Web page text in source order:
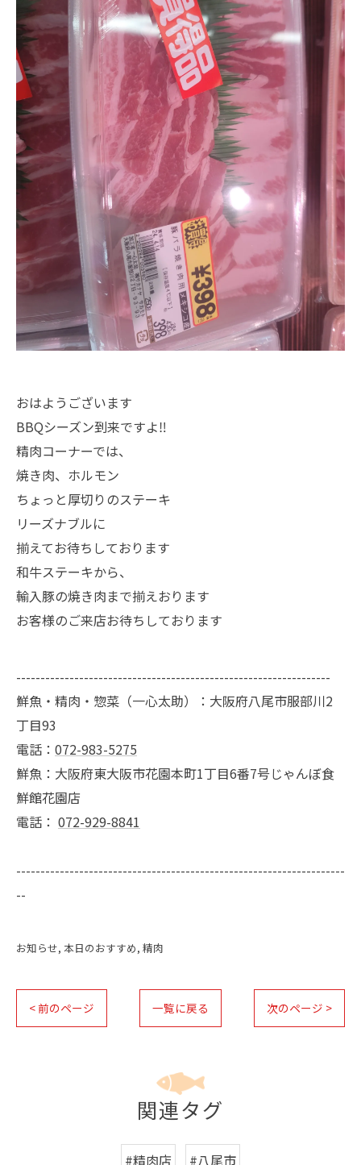
おはようございます
BBQシーズン到来ですよ‼️
精肉コーナーでは、
焼き肉、ホルモン
ちょっと厚切りのステーキ
リーズナブルに
揃えてお待ちしております
和牛ステーキから、
輸入豚の焼き肉まで揃えおります
お客様のご来店お待ちしております
-----------------------------------------------------------------
鮮魚・精肉・惣菜（一心太助）：大阪府八尾市服部川2
丁目93
電話： 072-983-5275
鮮魚：大阪府東大阪市花園本町1丁目6番7号じゃんぼ食
鮮館花園店
電話： 072-929-8841
--------------------------------------------------------------------
--
お知らせ 本日のおすすめ 精肉
< 前のページ 一覧に戻る 次のページ >
関連タグ
#精肉店 #八尾市